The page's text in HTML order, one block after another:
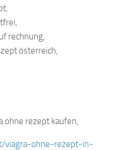
rechnung,
österreich,
ohne rezept kaufen,
viagra-ohne-rezept-in-